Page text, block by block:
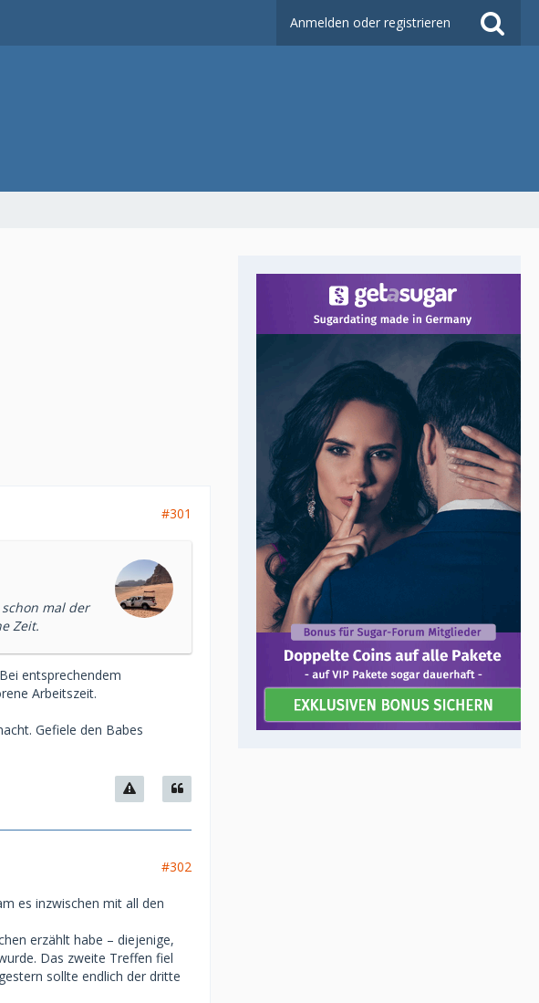
Anmelden oder registrieren
#301
mal der
Zeit.
entsprechendem
Arbeitszeit.
Gefiele den Babes
#302
es inzwischen mit all den
erzählt habe – diejenige,
Das zweite Treffen fiel
sollte endlich der dritte